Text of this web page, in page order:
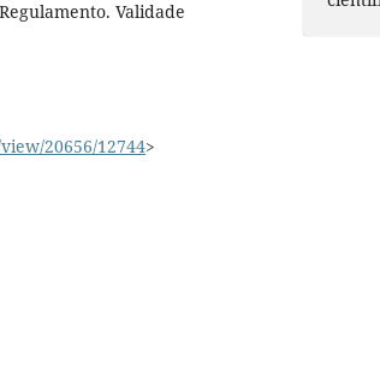
Validade
20656/12744>